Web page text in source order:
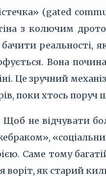
(gated
з колючим
Вона
Це зручний
поки хтось поруч
Щоб не відчувати
Саме тому
воріт, як старий